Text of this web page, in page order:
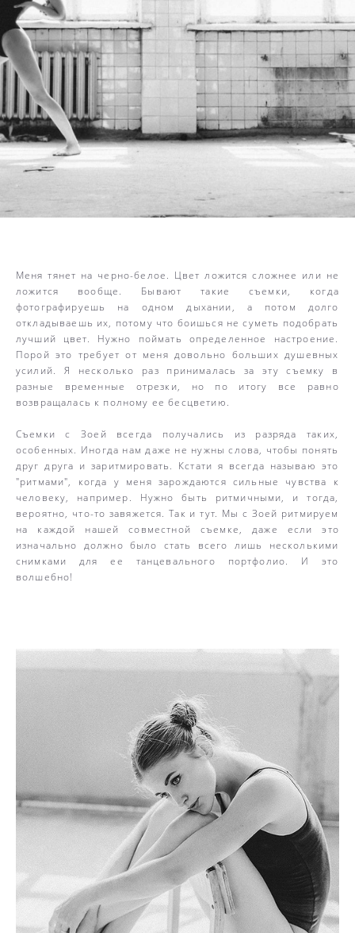
Меня тянет на черно-белое. Цвет ложится сложнее или не
ложится вообще. Бывают такие съемки, когда
фотографируешь на одном дыхании, а потом долго
откладываешь их, потому что боишься не суметь подобрать
лучший цвет. Нужно поймать определенное настроение.
Порой это требует от меня довольно больших душевных
усилий. Я несколько раз принималась за эту съемку в
разные временные отрезки, но по итогу все равно
возвращалась к полному ее бесцветию.
Съемки с Зоей всегда получались из разряда таких,
особенных. Иногда нам даже не нужны слова, чтобы понять
друг друга и заритмировать. Кстати я всегда называю это
"ритмами", когда у меня зарождаются сильные чувства к
человеку, например. Нужно быть ритмичными, и тогда,
вероятно, что-то завяжется. Так и тут. Мы с Зоей ритмируем
на каждой нашей совместной съемке, даже если это
изначально должно было стать всего лишь несколькими
снимками для ее танцевального портфолио. И это
волшебно!